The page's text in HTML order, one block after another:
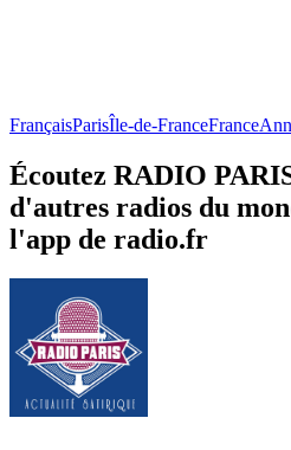
FrançaisParisÎle-de-FranceFrance
Écoutez RADIO
d'autres radios du
l'app de radio.fr